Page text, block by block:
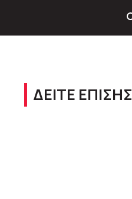
ΔΕΙΤΕ ΕΠΙΣΗΣ